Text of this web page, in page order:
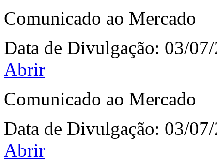
Comunicado ao Mercado
Data de Divulgação: 03/
Abrir
Comunicado ao Mercado
Data de Divulgação: 03/
Abrir